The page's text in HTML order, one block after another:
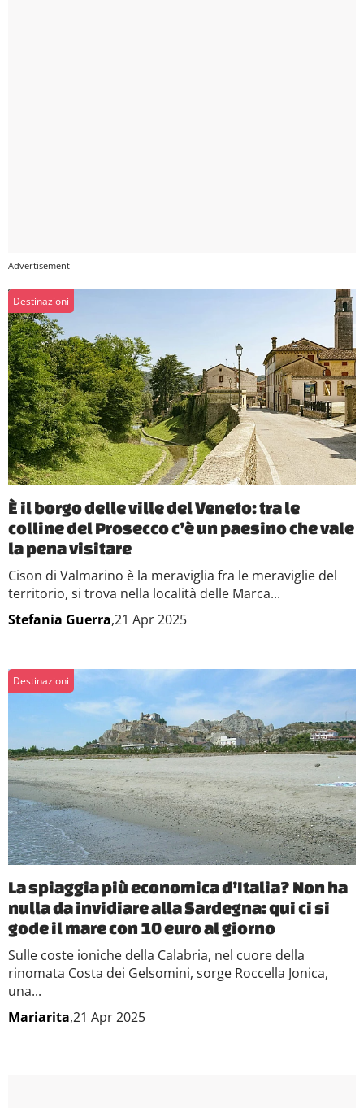
Destinazioni
È il borgo delle ville del Veneto: tra le
colline del Prosecco c’è un paesino che vale
la pena visitare
Cison di Valmarino è la meraviglia fra le meraviglie del
territorio, si trova nella località delle Marca...
Stefania Guerra,21 Apr 2025
Destinazioni
La spiaggia più economica d’Italia? Non ha
nulla da invidiare alla Sardegna: qui ci si
gode il mare con 10 euro al giorno
Sulle coste ioniche della Calabria, nel cuore della
rinomata Costa dei Gelsomini, sorge Roccella Jonica,
una...
Mariarita,21 Apr 2025